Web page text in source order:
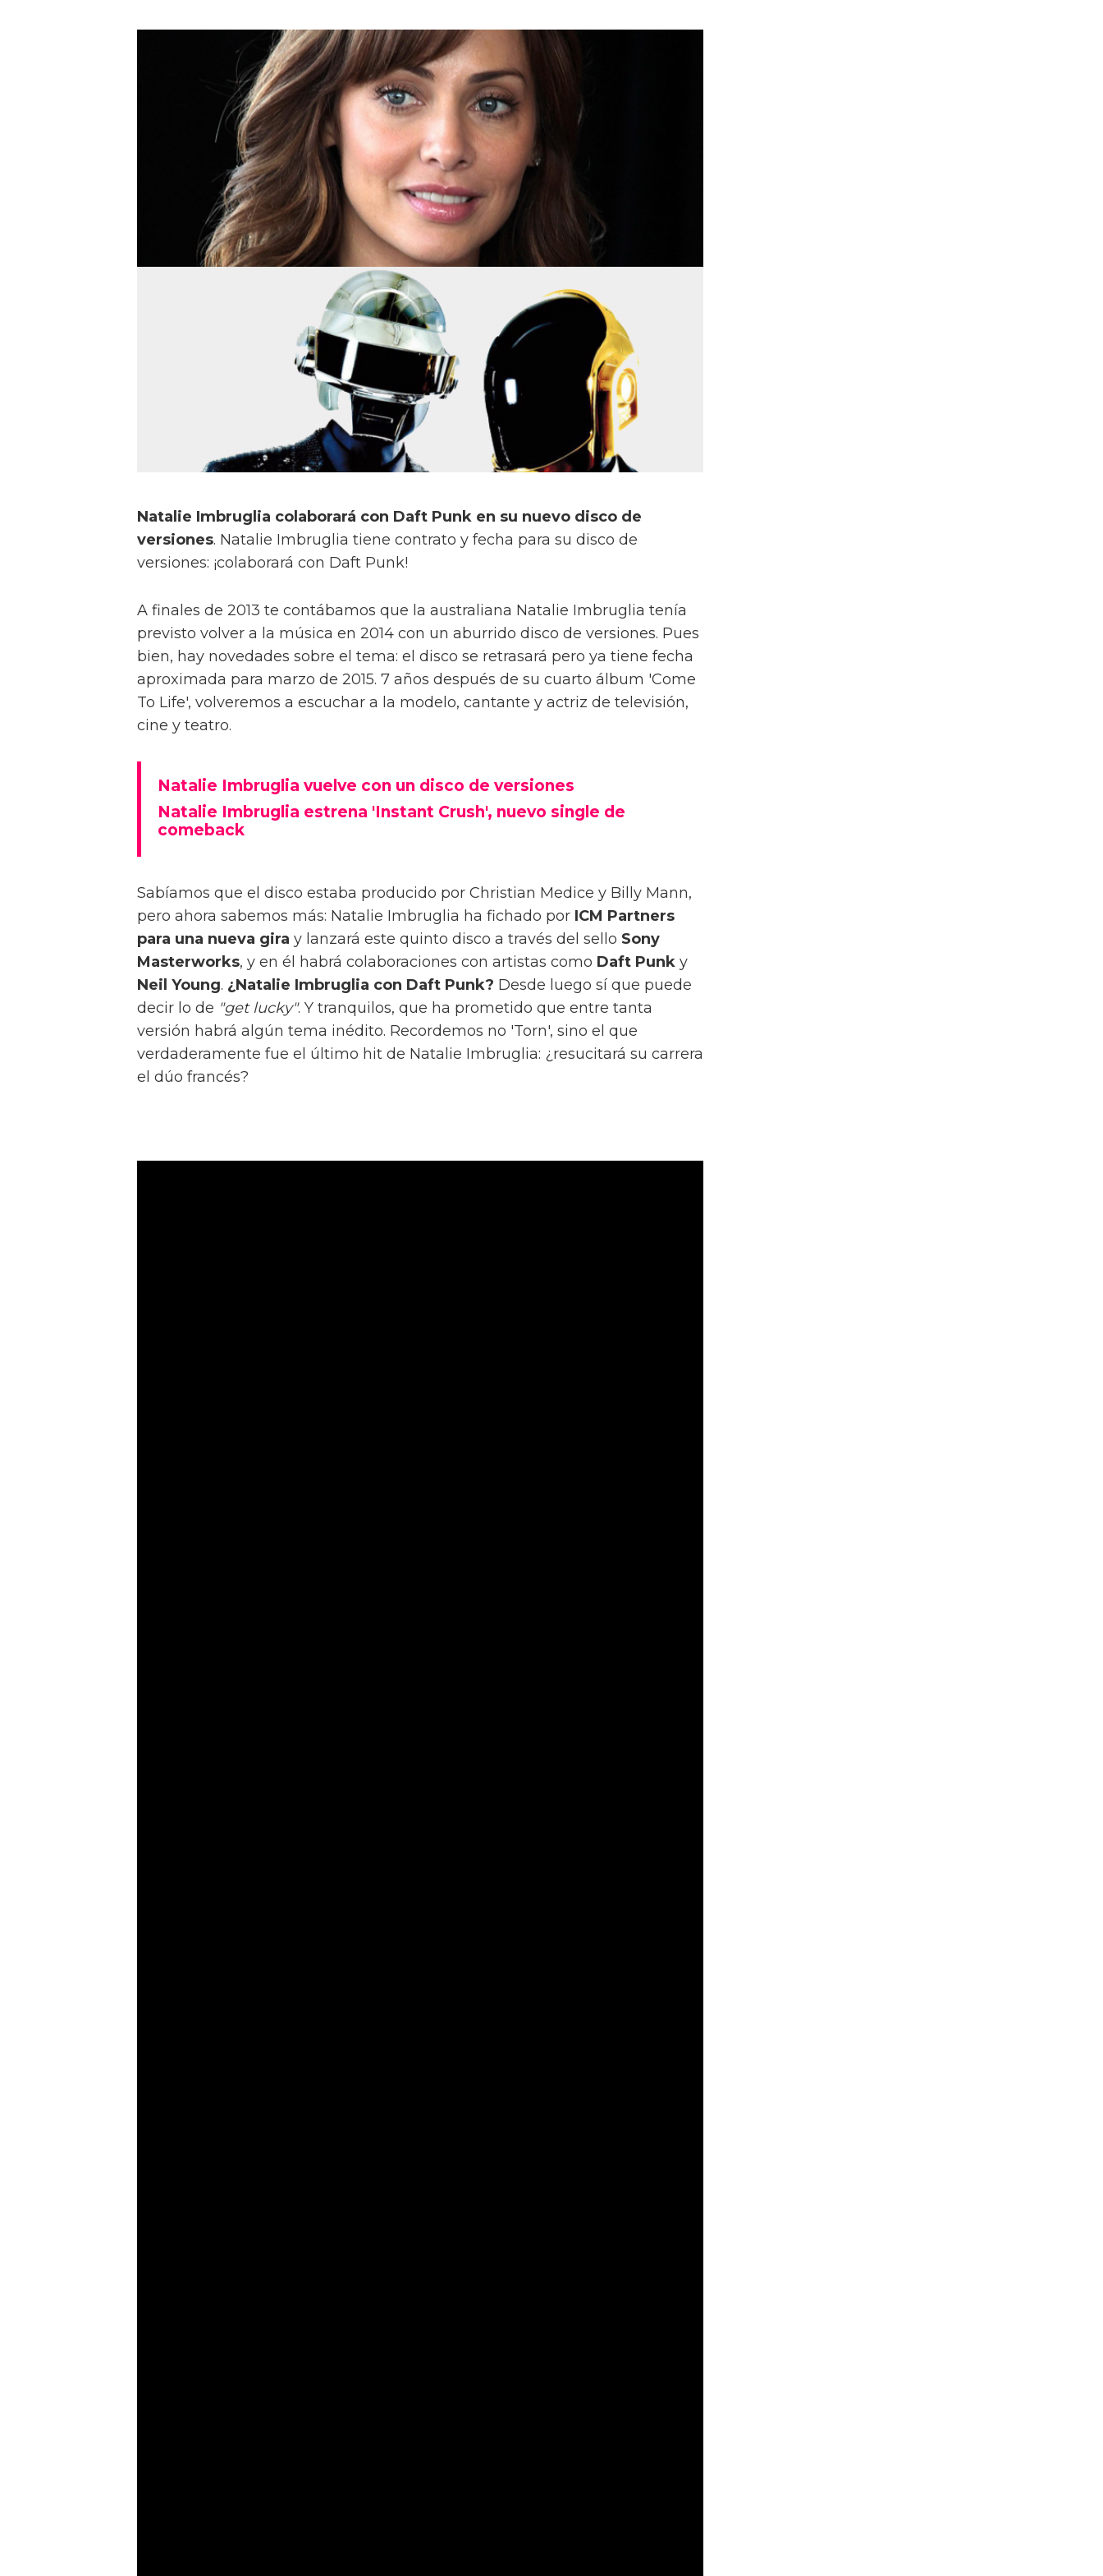
Natalie Imbruglia colaborará con Daft Punk en su nuevo disco de
versiones. Natalie Imbruglia tiene contrato y fecha para su disco de
versiones: ¡colaborará con Daft Punk!
A finales de 2013 te contábamos que la australiana Natalie Imbruglia tenía
previsto volver a la música en 2014 con un aburrido disco de versiones. Pues
bien, hay novedades sobre el tema: el disco se retrasará pero ya tiene fecha
aproximada para marzo de 2015. 7 años después de su cuarto álbum 'Come
To Life', volveremos a escuchar a la modelo, cantante y actriz de televisión,
cine y teatro.
Natalie Imbruglia vuelve con un disco de versiones
Natalie Imbruglia estrena 'Instant Crush', nuevo single de
comeback
Sabíamos que el disco estaba producido por Christian Medice y Billy Mann,
pero ahora sabemos más: Natalie Imbruglia ha fichado por ICM Partners
para una nueva gira y lanzará este quinto disco a través del sello Sony
Masterworks, y en él habrá colaboraciones con artistas como Daft Punk y
Neil Young. ¿Natalie Imbruglia con Daft Punk? Desde luego sí que puede
decir lo de "get lucky". Y tranquilos, que ha prometido que entre tanta
versión habrá algún tema inédito. Recordemos no 'Torn', sino el que
verdaderamente fue el último hit de Natalie Imbruglia: ¿resucitará su carrera
el dúo francés?